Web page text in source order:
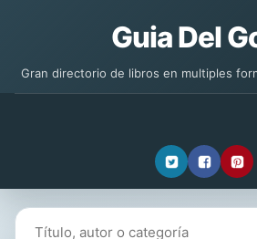
Guia Del
Gran directorio de libros en multiples